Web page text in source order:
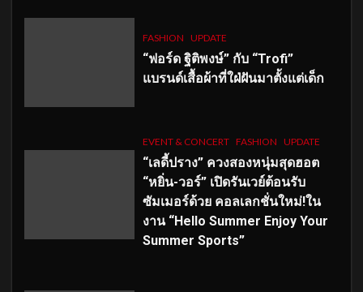
FASHION UPDATE
“ฟอร์ด ฐิติพงษ์” กับ “Trofi”
แบรนด์เสื้อผ้าที่ใฝ่ฝันมาตั้งแต่เด็ก
EVENT & CONCERT FASHION UPDATE
“เลดี้ปราง” ควงสองหนุ่มสุดฮอต
“หยิ่น-วอร์” เปิดรันเวย์ต้อนรับ
ซัมเมอร์ด้วย คอลเลกชั่นใหม่!ใน
งาน “Hello Summer Enjoy Your
Summer Sports”